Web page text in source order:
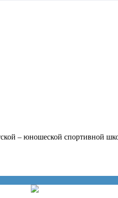
– юношеской спортивной